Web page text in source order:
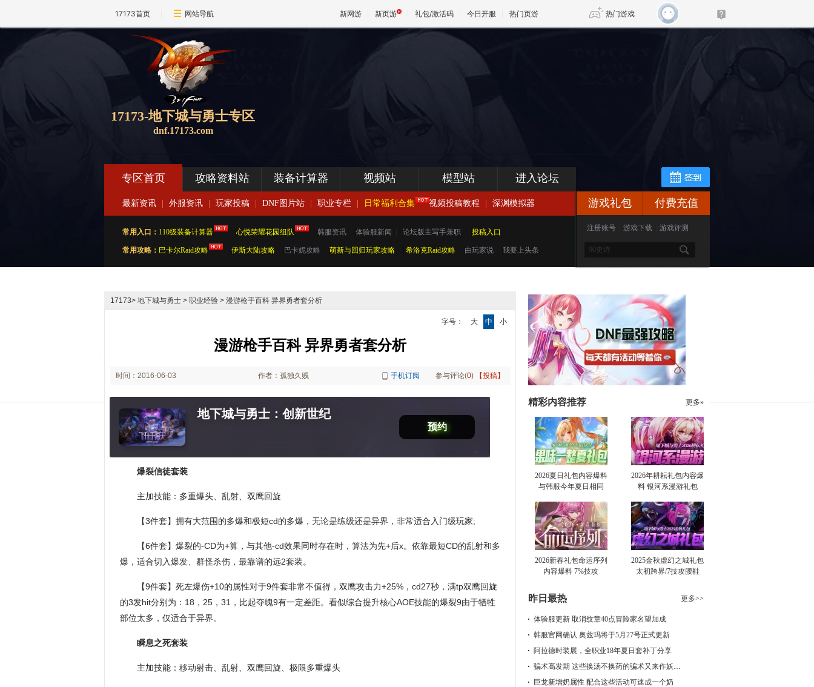
17173首页 网站导航 新网游 新页游 礼包/激活码 今日开服 热门页游 热门游戏
17173-地下城与勇士专区
dnf.17173.com
专区首页 攻略资料站 装备计算器 视频站 模型站 进入论坛
最新资讯 外服资讯 玩家投稿 DNF图片站 职业专栏 日常福利合集 视频投稿教程 深渊模拟器
常用入口： 110级装备计算器 心悦荣耀花园组队 韩服资讯 体验服新闻 论坛版主写手兼职 投稿入口
常用攻略： 巴卡尔Raid攻略 伊斯大陆攻略 巴卡妮攻略 萌新与回归玩家攻略 希洛克Raid攻略 由玩家说 我要上头条
游戏礼包 付费充值
注册账号 游戏下载 游戏评测
17173> 地下城与勇士 > 职业经验 > 漫游枪手百科 异界勇者套分析
字号： 大 中 小
漫游枪手百科 异界勇者套分析
时间：2016-06-03 作者：孤独久贱 手机订阅 参与评论(0) 【投稿】
地下城与勇士：创新世纪
预约
爆裂信徒套装
主加技能：多重爆头、乱射、双鹰回旋
【3件套】拥有大范围的多爆和极短cd的多爆，无论是练级还是异界，非常适合入门级玩家;
【6件套】爆裂的-CD为+算，与其他-cd效果同时存在时，算法为先+后x。依靠最短CD的乱射和多
爆，适合切入爆发、群怪杀伤，最靠谱的远2套装。
【9件套】死左爆伤+10的属性对于9件套非常不值得，双鹰攻击力+25%，cd27秒，满tp双鹰回旋
的3发hit分别为：18，25，31，比起夺魄9有一定差距。看似综合提升核心AOE技能的爆裂9由于牺牲
部位太多，仅适合于异界。
瞬息之死套装
主加技能：移动射击、乱射、双鹰回旋、极限多重爆头
精彩内容推荐 更多»
2026夏日礼包内容爆料
与韩服今年夏日相同
2026年耕耘礼包内容爆
料 银河系漫游礼包
2026新春礼包命运序列
内容爆料 7%技攻
2025金秋虚幻之城礼包
太初跨界/7技攻腰鞋
昨日最热 更多>>
体验服更新 取消纹章40点冒险家名望加成
韩服官网确认 奥兹玛将于5月27号正式更新
阿拉德时装展，全职业18年夏日套补丁分享
骗术高发期 这些换汤不换药的骗术又来作妖了
巨龙新增奶属性 配合这些活动可速成一个奶